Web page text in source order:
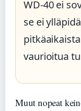
WD-40 ei
se ei
vaurioitua
Muut nopeat